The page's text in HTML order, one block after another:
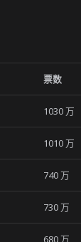
票数
1030 万
1010 万
740 万
730 万
680 万